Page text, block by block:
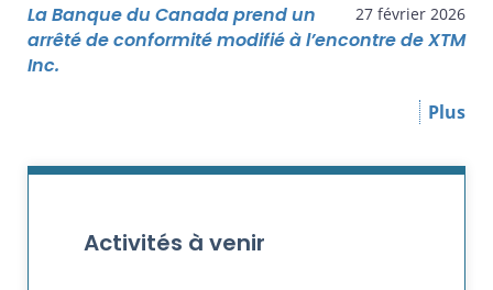
27 février 2026
La Banque du Canada prend un
arrêté de conformité modifié à l’encontre de XTM
Inc.
Plus
Activités à venir